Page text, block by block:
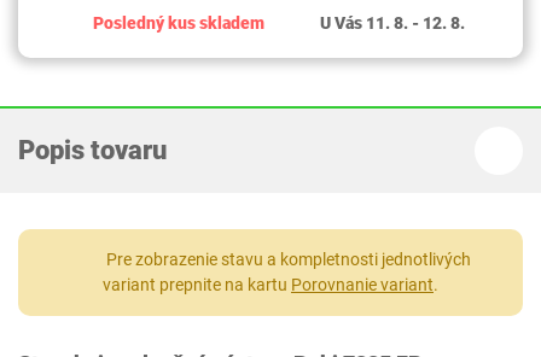
Posledný kus skladem
U Vás 11. 8. - 12. 8.
Popis tovaru
Pre zobrazenie stavu a kompletnosti jednotlivých
variant prepnite na kartu Porovnanie variant.